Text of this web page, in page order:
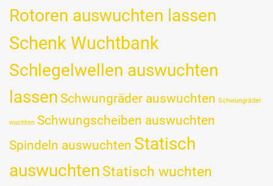
Rotoren auswuchten lassen
Schenk Wuchtbank
Schlegelwellen auswuchten
lassen Schwungräder auswuchten Schwungräder
wuchten Schwungscheiben auswuchten
Spindeln auswuchten Statisch
auswuchten Statisch wuchten